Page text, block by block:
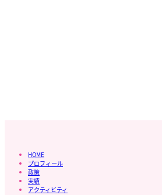
HOME
プロフィール
政策
実績
アクティビティ